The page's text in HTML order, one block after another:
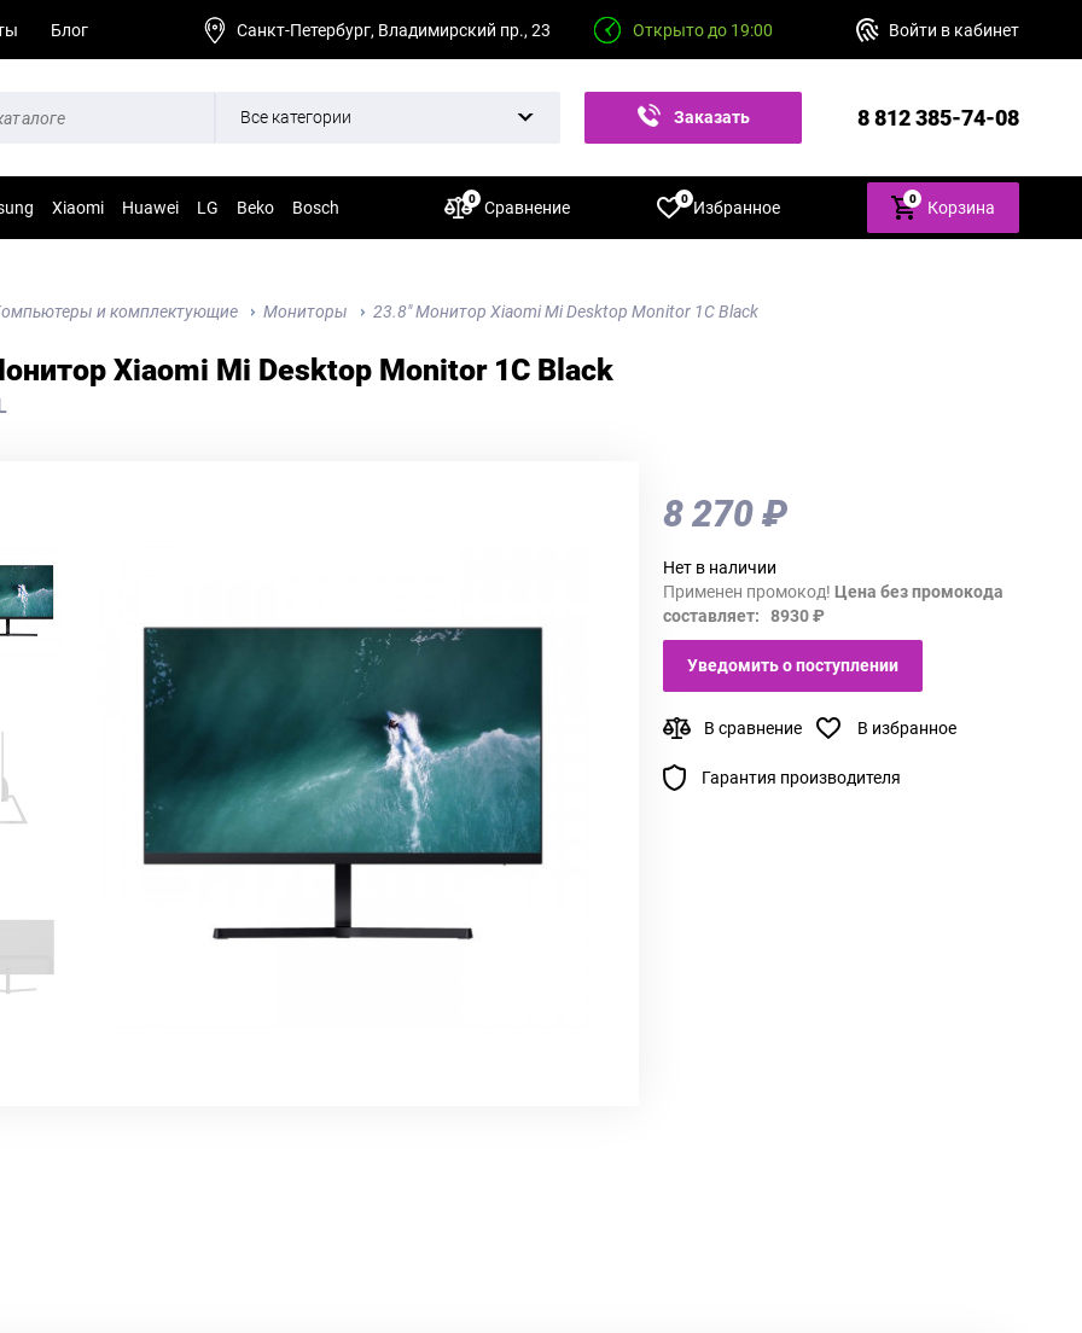
Блог Санкт-Петербург, Владимирский пр., 23 Открыто до 19:00 Войти в кабинет
Все категории Заказать 8 812 385-74-08
Xiaomi Huawei LG Beko Bosch Сравнение
0 Избранное
0 0 Корзина
и комплектующие Мониторы 23.8" Монитор Xiaomi Mi Desktop Monitor 1C Black
Xiaomi Mi Desktop Monitor 1C Black
8 270 ₽
Нет в наличии
Применен промокод! Цена без промокода
составляет: 8930 ₽
Уведомить о поступлении
В сравнение В избранное
Гарантия производителя